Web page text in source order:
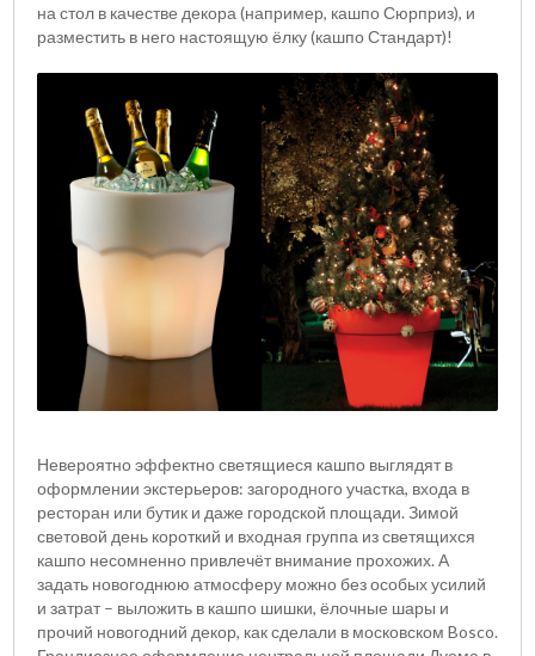
на стол в качестве декора (например, кашпо Сюрприз), и
разместить в него настоящую ёлку (кашпо Стандарт)!
Невероятно эффектно светящиеся кашпо выглядят в
оформлении экстерьеров: загородного участка, входа в
ресторан или бутик и даже городской площади. Зимой
световой день короткий и входная группа из светящихся
кашпо несомненно привлечёт внимание прохожих. А
задать новогоднюю атмосферу можно без особых усилий
и затрат – выложить в кашпо шишки, ёлочные шары и
прочий новогодний декор, как сделали в московском Bosco.